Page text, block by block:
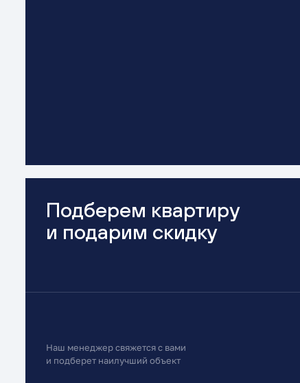
Подберем квартиру
и подарим скидку
Наш менеджер свяжется с вами
и подберет наилучший объект